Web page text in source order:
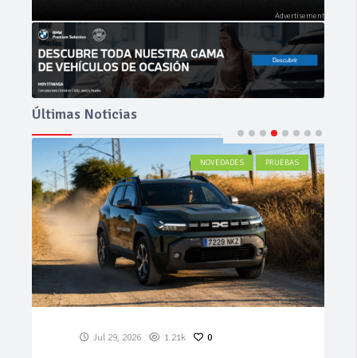
Últimas Noticias
ACTUALIDAD
Jul 27, 2026 580 0